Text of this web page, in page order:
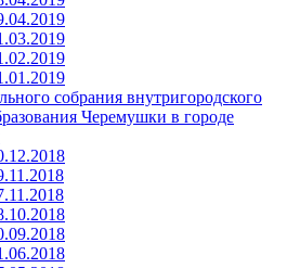
собрания внутригородского
Черемушки в городе